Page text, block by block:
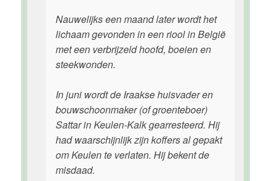
Nauwelijks een maand later wordt het
lichaam gevonden in een riool in België
met een verbrijzeld hoofd, boeien en
steekwonden.
In juni wordt de Iraakse huisvader en
bouwschoonmaker (of groenteboer)
Sattar in Keulen-Kalk gearresteerd. Hij
had waarschijnlijk zijn koffers al gepakt
om Keulen te verlaten. Hij bekent de
misdaad.